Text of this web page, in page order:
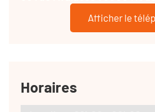
Afficher le
Horaires